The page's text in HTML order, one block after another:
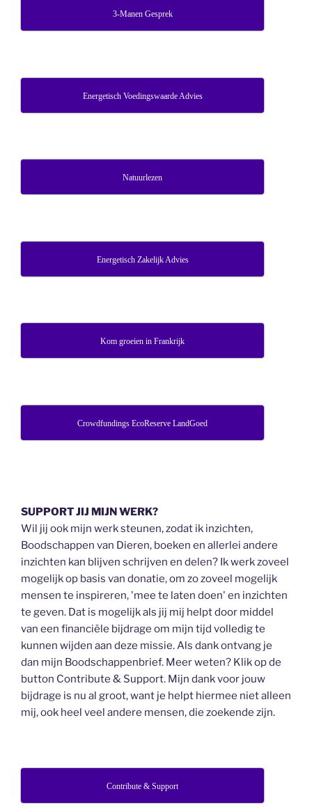
3-Manen Gesprek
Energetisch Voedingswaarde Advies
Natuurlezen
Energetisch Zakelijk Advies
Kom groeien in Frankrijk
Crowdfundings EcoReserve LandGoed
SUPPORT JIJ MIJN WERK?
Wil jij ook mijn werk steunen, zodat ik inzichten,
Boodschappen van Dieren, boeken en allerlei andere
inzichten kan blijven schrijven en delen? Ik werk zoveel
mogelijk op basis van donatie, om zo zoveel mogelijk
mensen te inspireren, 'mee te laten doen' en inzichten
te geven. Dat is mogelijk als jij mij helpt door middel
van een financiële bijdrage om mijn tijd volledig te
kunnen wijden aan deze missie. Als dank ontvang je
dan mijn Boodschappenbrief. Meer weten? Klik op de
button Contribute & Support. Mijn dank voor jouw
bijdrage is nu al groot, want je helpt hiermee niet alleen
mij, ook heel veel andere mensen, die zoekende zijn.
Contribute & Support